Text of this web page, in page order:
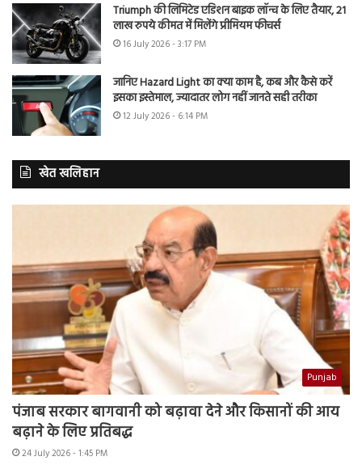
Triumph की लिमिटेड एडिशन बाइक लॉन्च के लिए तैयार, 21
लाख रुपये कीमत में मिलेंगे प्रीमियम फीचर्स
16 July 2026 - 3:17 PM
जानिए Hazard Light का क्या काम है, कब और कैसे करें
इसका इस्तेमाल, ज्यादातर लोग नहीं जानते सही तरीका
12 July 2026 - 6:14 PM
खेत खलिहान
Punjab
पंजाब सरकार बागवानी को बढ़ावा देने और किसानों की आय
बढ़ाने के लिए प्रतिबद्ध
24 July 2026 - 1:45 PM